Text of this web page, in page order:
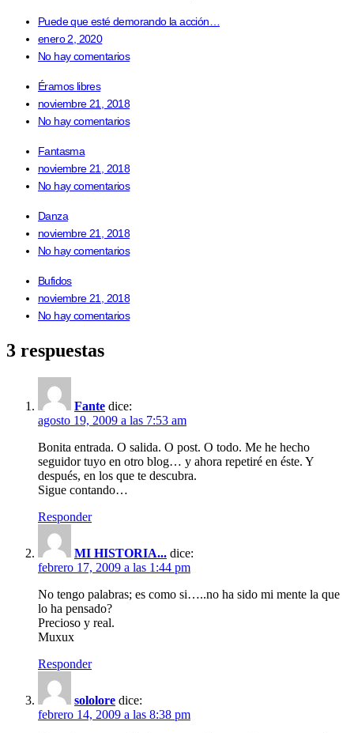
Puede que esté demorando la acción…
enero 2, 2020
No hay comentarios
Éramos libres
noviembre 21, 2018
No hay comentarios
Fantasma
noviembre 21, 2018
No hay comentarios
Danza
noviembre 21, 2018
No hay comentarios
Bufidos
noviembre 21, 2018
No hay comentarios
3 respuestas
Fante dice:
agosto 19, 2009 a las 7:53 am
Bonita entrada. O salida. O post. O todo. Me he hecho
seguidor tuyo en otro blog… y ahora repetiré en éste. Y
después, en los que te descubra.
Sigue contando…
Responder
MI HISTORIA... dice:
febrero 17, 2009 a las 1:44 pm
No tengo palabras; es como si…..no ha sido mi mente la que
lo ha pensado?
Precioso y real.
Muxux
Responder
sololore dice:
febrero 14, 2009 a las 8:38 pm